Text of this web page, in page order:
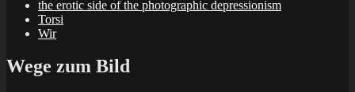
the erotic side of the photographic depressionism
Torsi
Wir
Wege zum Bild